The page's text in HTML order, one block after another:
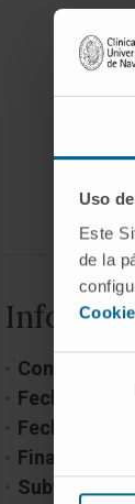
Uso
Este
de la
de
Fecha
Fecha fin:
Financiador:
Subvención: